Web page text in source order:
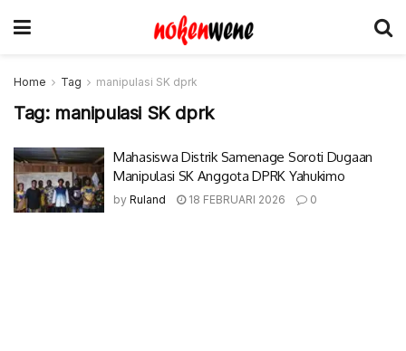
Home Tag manipulasi SK dprk
Tag: manipulasi SK dprk
Mahasiswa Distrik Samenage Soroti Dugaan
Manipulasi SK Anggota DPRK Yahukimo
by Ruland 18 FEBRUARI 2026 0